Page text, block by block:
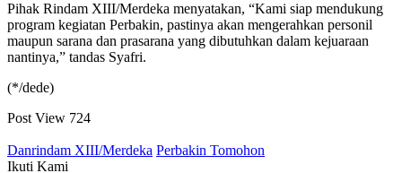
Pihak Rindam XIII/Merdeka menyatakan, “Kami siap mendukung
program kegiatan Perbakin, pastinya akan mengerahkan personil
maupun sarana dan prasarana yang dibutuhkan dalam kejuaraan
nantinya,” tandas Syafri.
(*/dede)
Post View 724
Danrindam XIII/Merdeka Perbakin Tomohon
Ikuti Kami